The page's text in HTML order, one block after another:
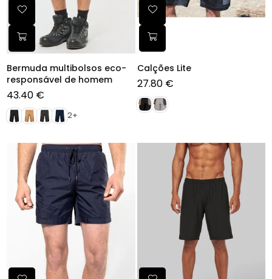
Bermuda multibolsos eco-
responsável de homem
Preço
normal
43.40 €
2+
Calções Lite
27.80 €